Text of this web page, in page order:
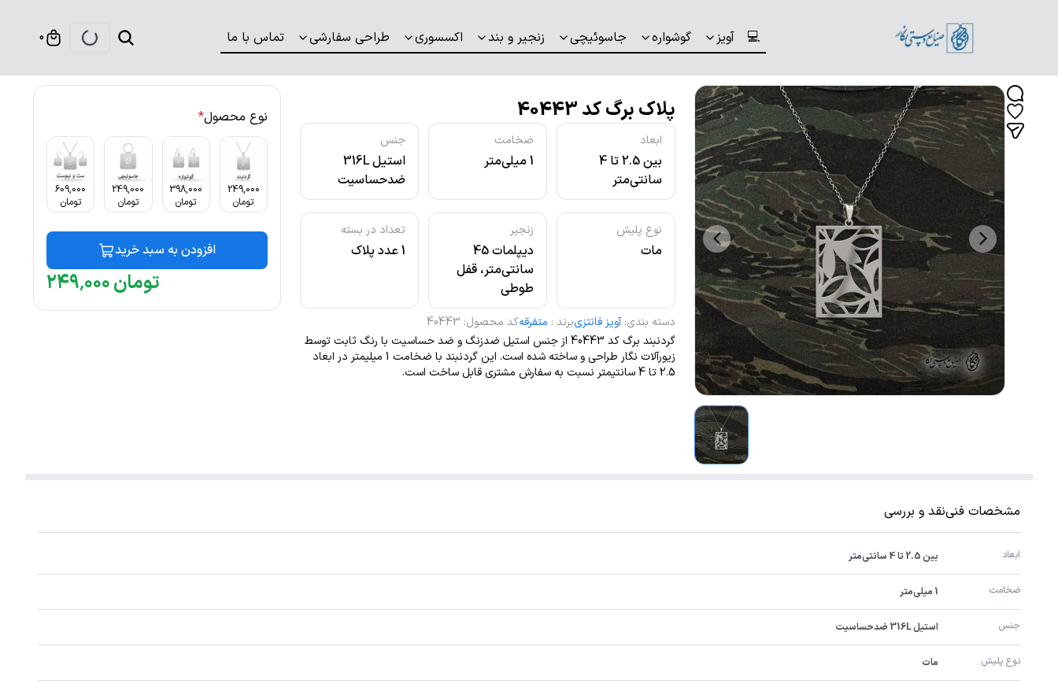
💻 آویز گوشواره جاسوئیچی زنجیر و بند اکسسوری طراحی سفارشی تماس با ما 0
پلاک برگ کد 40443
ابعاد
بین 2.5 تا 4
سانتی‌متر
ضخامت
1 میلی‌متر
جنس
استیل 316L
ضدحساسیت
نوع پلیش
مات
زنجیر
دیپلمات 45
سانتی‌متر، قفل
طوطی
تعداد در بسته
1 عدد پلاک
دسته بندی: آویز فانتزیبرند : متفرقهکد محصول:
40443
گردنبند برگ کد 40443 از جنس استیل ضدزنگ و ضد حساسیت با رنگ ثابت توسط
زیورآلات نگار طراحی و ساخته شده است. این گردنبند با ضخامت 1 میلیمتر در ابعاد
2.5 تا 4 سانتیمتر نسبت به سفارش مشتری قابل ساخت است.
نوع محصول*
249,000
تومان
398,000
تومان
249,000
تومان
609,000
تومان
افزودن به سبد خرید
۲۴۹٬۰۰۰تومان
مشخصات فنینقد و بررسی
ابعاد بین 2.5 تا 4 سانتی‌متر
ضخامت 1 میلی‌متر
جنس استیل 316L ضدحساسیت
نوع پلیش مات